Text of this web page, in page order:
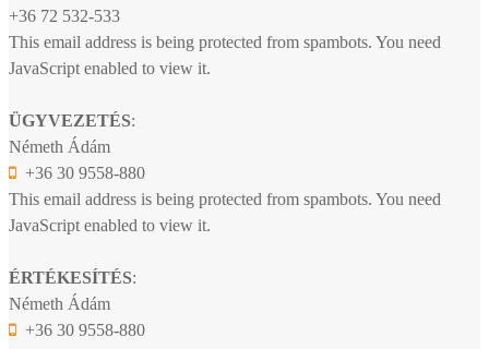
+36 72 532-533
This email address is being protected from spambots. You need
JavaScript enabled to view it.
ÜGYVEZETÉS:
Németh Ádám
+36 30 9558-880
This email address is being protected from spambots. You need
JavaScript enabled to view it.
ÉRTÉKESÍTÉS:
Németh Ádám
+36 30 9558-880